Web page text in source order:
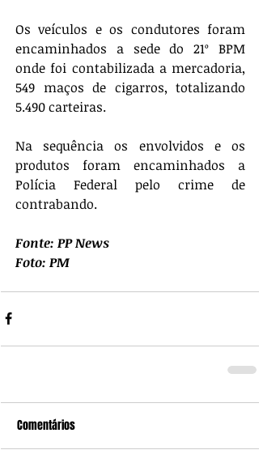
Os veículos e os condutores foram
encaminhados a sede do 21º BPM
onde foi contabilizada a mercadoria,
549 maços de cigarros, totalizando
5.490 carteiras.
Na sequência os envolvidos e os
produtos foram encaminhados a
Polícia Federal pelo crime de
contrabando.
Fonte: PP News
Foto: PM
Comentários